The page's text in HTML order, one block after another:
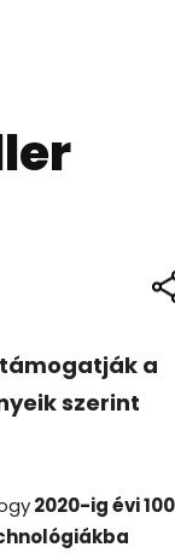
a
szerint
2020-ig évi 100